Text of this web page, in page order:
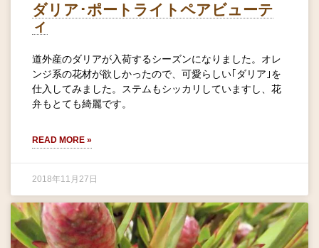
ダリア･ポートライトペアビューテ
ィ
道外産のダリアが入荷するシーズンになりました。オレ
ンジ系の花材が欲しかったので、可愛らしい｢ダリア｣を
仕入してみました。ステムもシッカリしていますし、花
弁もとても綺麗です。
READ MORE »
2018年11月27日